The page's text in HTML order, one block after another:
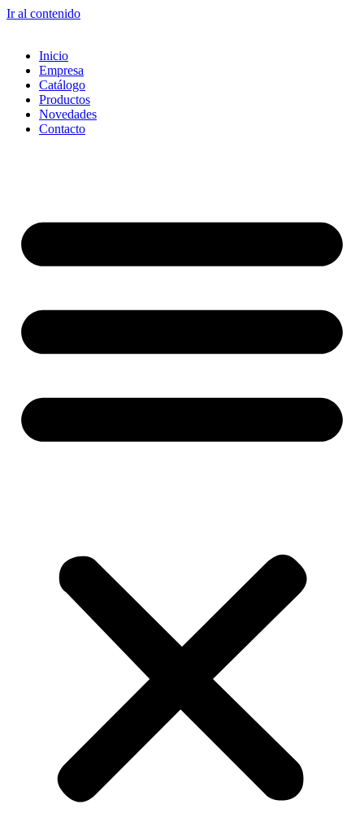
Ir al contenido
Inicio
Empresa
Catálogo
Productos
Novedades
Contacto